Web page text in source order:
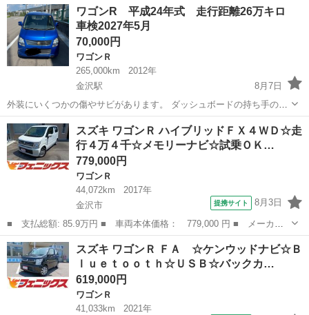
バイザー☆純正マッ
ト （なし）
ワゴンR 平成24年式 走行距離26万キロ
車検2027年5月
70,000円
ワゴンＲ
265,000km
2012年
金沢駅
8月7日
外装にいくつかの傷やサビがあります。 ダッシュボードの持ち手の部
分が取れています。 走行は問題なくできます。 TV ワンセグ フル
セグ ナビ CD再生DVD再生 HDD （KENWOOD製） 名義変更を終え
てからの受け渡し...
石川 金沢市 金沢駅 ワゴンＲ ワゴンR
スズキ ワゴンＲ ハイブリッドＦＸ４ＷＤ☆走
行４万４千☆メモリーナビ☆試乗ＯＫ…
779,000円
ワゴンＲ
44,072km
2017年
金沢市
提携サイト 8月3日
■ 支払総額: 85.9万円 ■ 車両本体価格： 779,000 円 ■ メーカー
名： スズキ ■ 車種名： ワゴンＲ ■ グレード名： ハイブリッ
ドＦＸ４ＷＤ☆走行４万４千☆メモリーナビ☆試乗ＯＫ ４ＷＤ☆走
行４万４千☆...
石川 金沢市 ワゴンＲ
スズキ ワゴンＲ ＦＡ ☆ケンウッドナビ☆Ｂ
ｌｕｅｔｏｏｔｈ☆ＵＳＢ☆バックカ…
619,000円
ワゴンＲ
41,033km
2021年